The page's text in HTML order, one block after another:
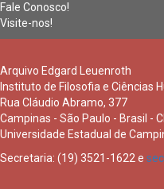
Fale Conosco!
Visite-nos!
Arquivo Edgard Leuenroth
Instituto de Filosofia e Ciências
Rua Cláudio Abramo, 377
Campinas - São Paulo - Brasil -
Universidade Estadual de
Secretaria: (19) 3521-1622 e